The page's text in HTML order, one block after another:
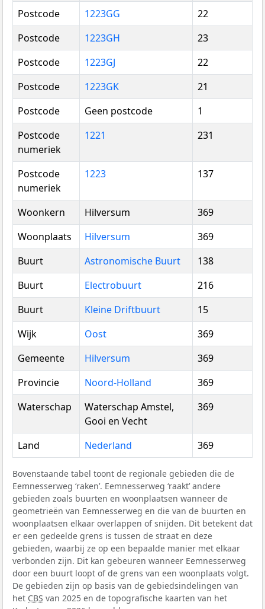
Postcode
1223GG
22
Postcode
1223GH
23
Postcode
1223GJ
22
Postcode
1223GK
21
Postcode
Geen postcode
1
Postcode
numeriek
1221 231
Postcode
numeriek
1223 137
Woonkern Hilversum
369
Woonplaats
Hilversum
369
Buurt
Astronomische Buurt
138
Buurt
Electrobuurt
216
Buurt
Kleine Driftbuurt
15
Wijk
Oost
369
Gemeente
Hilversum
369
Provincie
Noord-Holland
369
Waterschap
Waterschap Amstel,
Gooi en Vecht
369
Land Nederland 369
Bovenstaande tabel toont de regionale gebieden die de
Eemnesserweg ‘raken’. Eemnesserweg ‘raakt’ andere
gebieden zoals buurten en woonplaatsen wanneer de
geometrieën van Eemnesserweg en die van de buurten en
woonplaatsen elkaar overlappen of snijden. Dit betekent dat
er een gedeelde grens is tussen de straat en deze
gebieden, waarbij ze op een bepaalde manier met elkaar
verbonden zijn. Dit kan gebeuren wanneer Eemnesserweg
door een buurt loopt of de grens van een woonplaats volgt.
De gebieden zijn op basis van de gebiedsindelingen van
het CBS van 2025 en de topografische kaarten van het